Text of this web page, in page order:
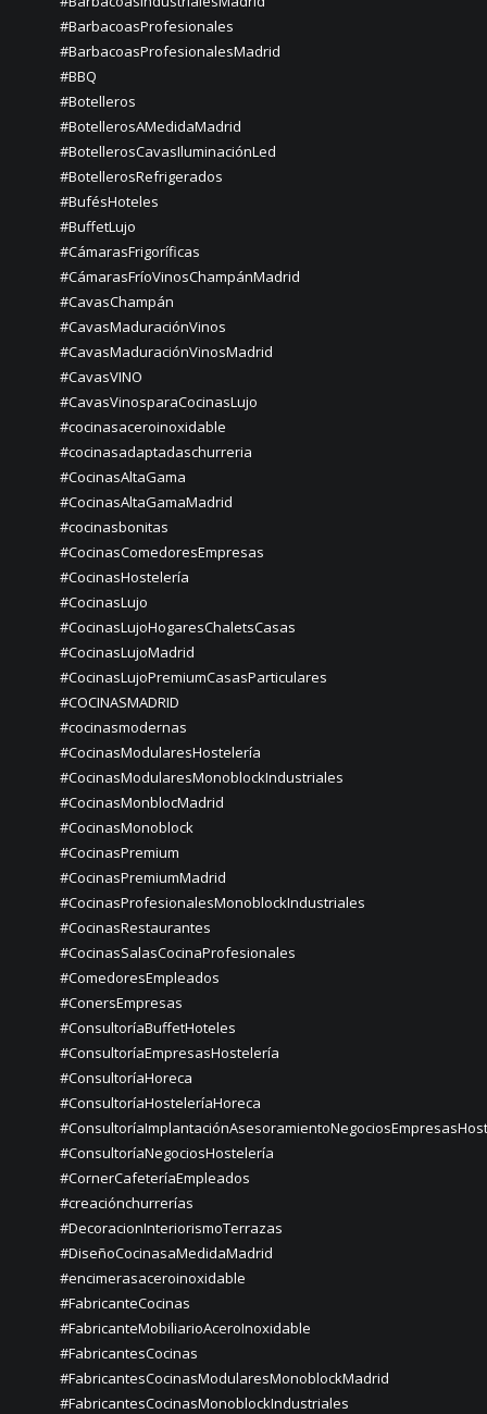
#BarbacoasProfesionales
#BarbacoasProfesionalesMadrid
#BBQ
#Botelleros
#BotellerosAMedidaMadrid
#BotellerosCavasIluminaciónLed
#BotellerosRefrigerados
#BufésHoteles
#BuffetLujo
#CámarasFrigoríficas
#CámarasFríoVinosChampánMadrid
#CavasChampán
#CavasMaduraciónVinos
#CavasMaduraciónVinosMadrid
#CavasVINO
#CavasVinosparaCocinasLujo
#cocinasaceroinoxidable
#cocinasadaptadaschurreria
#CocinasAltaGama
#CocinasAltaGamaMadrid
#cocinasbonitas
#CocinasComedoresEmpresas
#CocinasHostelería
#CocinasLujo
#CocinasLujoHogaresChaletsCasas
#CocinasLujoMadrid
#CocinasLujoPremiumCasasParticulares
#COCINASMADRID
#cocinasmodernas
#CocinasModularesHostelería
#CocinasModularesMonoblockIndustriales
#CocinasMonblocMadrid
#CocinasMonoblock
#CocinasPremium
#CocinasPremiumMadrid
#CocinasProfesionalesMonoblockIndustriales
#CocinasRestaurantes
#CocinasSalasCocinaProfesionales
#ComedoresEmpleados
#ConersEmpresas
#ConsultoríaBuffetHoteles
#ConsultoríaEmpresasHostelería
#ConsultoríaHoreca
#ConsultoríaHosteleríaHoreca
#ConsultoríaNegociosHostelería
#CornerCafeteríaEmpleados
#creaciónchurrerías
#DecoracionInteriorismoTerrazas
#DiseñoCocinasaMedidaMadrid
#encimerasaceroinoxidable
#FabricanteCocinas
#FabricanteMobiliarioAceroInoxidable
#FabricantesCocinas
#FabricantesCocinasModularesMonoblockMadrid
#FabricantesCocinasMonoblockIndustriales